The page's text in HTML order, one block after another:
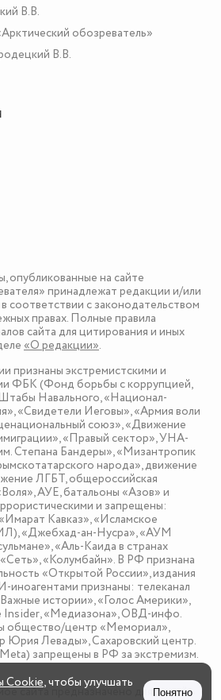
В.В.
обозреватель»
В.В.
опубликованные на сайте
принадлежат редакции и/или
соответствии с законодательством
правах. Полные правила
сайта для цитирования и иных
«О редакции».
признаны экстремистскими и
ФБК (Фонд борьбы с коррупцией,
Навального, «Национал-
«Свидетели Иеговы», «Армия воли
союз», «Движение
«Правый сектор», УНА-
Степана Бандеры», «Мизантропик
народа», движение
ЛГБТ, общероссийская
АУЕ, батальоны «Азов» и
и запрещены:
Кавказ», «Исламское
«Джебхад-ан-Нусра», «АУМ
«Аль-Каида в странах
«Колумбайн». В РФ признана
«Открытой России», издания
признаны: телеканал
истории», «Голос Америки»,
Insider, «Медиазона», ОВД-инфо.
общество/центр «Мемориал»,
Юрия Левады», Сахаровский центр.
запрещены в РФ за экстремизм.
сайта предназначено для детей
Cookie, чтобы улучшать
Понятно